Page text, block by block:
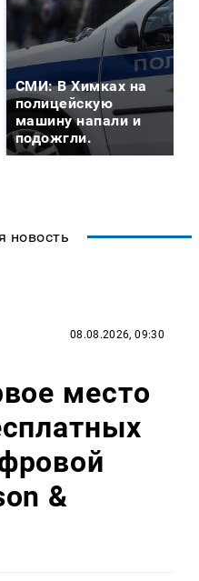
СМИ: В Химках на
полицейскую
машину напали и
подожгли.
новость
08.08.2026, 09:30
место
&